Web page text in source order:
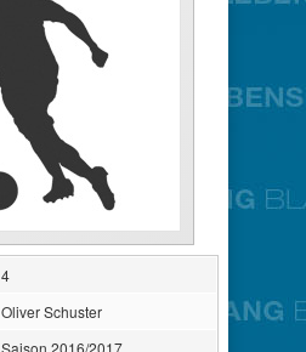
4
Oliver Schuster
Saison 2016/2017